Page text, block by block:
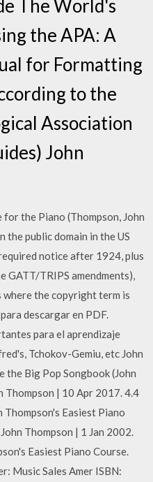
The World's
the APA: A
for Formatting
to the
Association
John
the Piano (Thompson, John
the public domain in the US
notice after 1924, plus
GATT/TRIPS amendments),
where the copyright term is
descargar en PDF.
para el aprendizaje
Tchokov-Gemiu, etc John
the Big Pop Songbook (John
Thompson | 10 Apr 2017. 4.4
Easiest Piano
Thompson | 1 Jan 2002.
Easiest Piano Course.
Music Sales Amer ISBN: